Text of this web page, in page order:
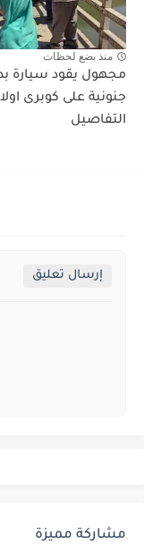
منذ بضع لحظات
مجهول يقود سيارة
جنونية على كوبرى
التفاصيل
إرسال تعليق
مشاركة مميزة